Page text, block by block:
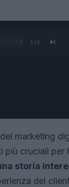
/ 1:23 1 /4
marketing
più cruciali
storia
del